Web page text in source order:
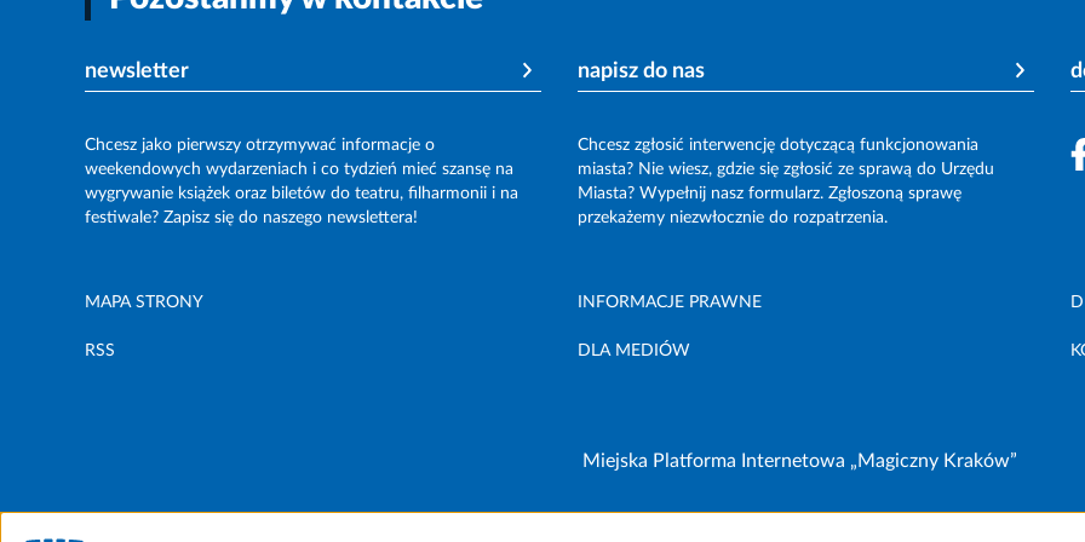
newsletter
Chcesz jako pierwszy otrzymywać informacje o
weekendowych wydarzeniach i co tydzień mieć szansę na
wygrywanie książek oraz biletów do teatru, filharmonii i na
festiwale? Zapisz się do naszego newslettera!
napisz do nas
Chcesz zgłosić interwencję dotyczącą funkcjonowania
miasta? Nie wiesz, gdzie się zgłosić ze sprawą do Urzędu
Miasta? Wypełnij nasz formularz. Zgłoszoną sprawę
przekażemy niezwłocznie do rozpatrzenia.
MAPA STRONY INFORMACJE PRAWNE
RSS DLA MEDIÓW
Miejska Platforma Internetowa „Magiczny Kraków”